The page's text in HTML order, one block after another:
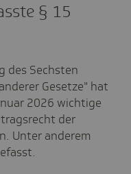
§ 15
des Sechsten
Gesetze" hat
2026 wichtige
der
Unter anderem